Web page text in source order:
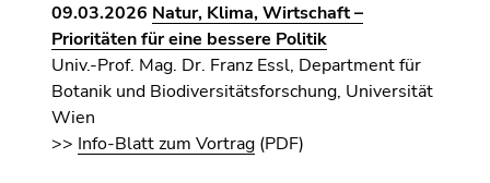
09.03.2026 Natur, Klima, Wirtschaft –
Prioritäten für eine bessere Politik
Univ.-Prof. Mag. Dr. Franz Essl, Department für
Botanik und Biodiversitätsforschung, Universität
Wien
>> Info-Blatt zum Vortrag (PDF)